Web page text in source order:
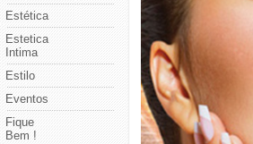
Estética
Estetica
Intima
Estilo
Eventos
Fique
Bem !